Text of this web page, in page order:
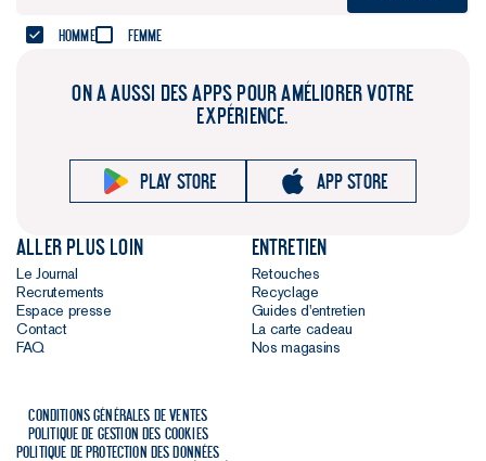
Homme Femme
ON A AUSSI DES APPS POUR AMÉLIORER VOTRE
EXPÉRIENCE.
Play store App store
Aller plus loin
Le Journal
Recrutements
Espace presse
Contact
FAQ
Entretien
Retouches
Recyclage
Guides d'entretien
La carte cadeau
Nos magasins
Conditions générales de ventes
Politique de gestion des cookies
Politique de protection des données